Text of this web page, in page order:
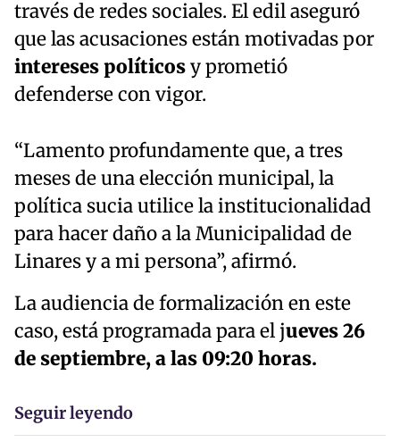
través de redes sociales. El edil aseguró
que las acusaciones están motivadas por
intereses políticosy prometió
defenderse con vigor.
“Lamento profundamente que, a tres
meses de una elección municipal, la
política sucia utilice la institucionalidad
para hacer daño a la Municipalidad de
Linares y a mi persona”, afirmó.
La audiencia de formalización en este
caso, está programada para el jueves 26
de septiembre, a las 09:20 horas.
Seguir leyendo